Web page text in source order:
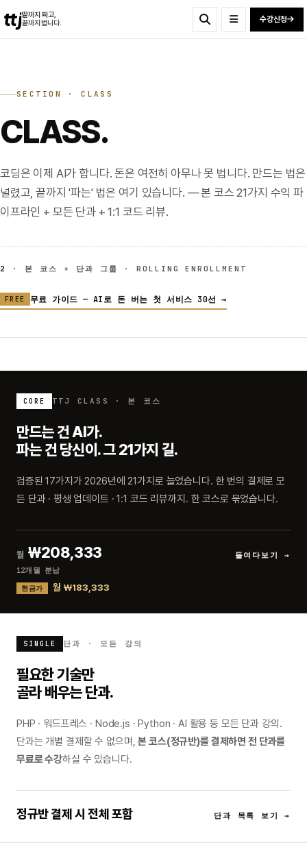
ttj끝까지 짜고,
끝까지 법니다.
수강신청
SECTION · CLASS
CLASS.
코딩은 이제 AI가 합니다. 돈은 여전히 아무나 못 법니다. 만드는 법은
널렸고, 끝까지 '파는' 법은 여기 있습니다. — 본 코스 21가지 수익 파
이프라인 + 모든 단과 + 1:1 코드 리뷰.
2 · 본 코스 + 단과 그룹 · ROLLING ENROLLMENT
FREE 무료 가이드 — AI로 돈 버는 첫 서비스 30선 →
CORE TTJ CLASS · 본 코스
만드는 건 AI가.
파는 건 당신이. 그 21가지 길.
검증된 17가지가 2026년에 21가지로 늘었습니다. 한 번의 결제로 모
든 단과 · 평생 업데이트 · 1:1 코드 리뷰까지. 한 코스로 묶었습니다.
월 ₩208,333
12개월 분납
현금가 월 ₩183,333
들여다보기 →
SINGLE 단과 · 모든 강의
필요한 기술만
골라 배우는 단과.
PHP · 워드프레스 · Node.js · Python · AI 활용 등 모든 단과 강의.
단과는 개별 결제할 수 없으며,본 코스(정규반)를 결제하면 전 단과를
무료로 수강하실 수 있습니다.
정규반 결제 시 전체 포함 단과 목록 보기 →